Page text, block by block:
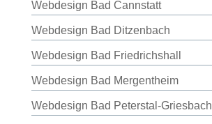
Webdesign Bad Cannstatt
Webdesign Bad Ditzenbach
Webdesign Bad Friedrichshall
Webdesign Bad Mergentheim
Webdesign Bad Peterstal-Griesbach